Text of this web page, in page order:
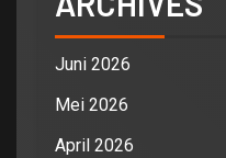
Juni 2026
Mei 2026
April 2026